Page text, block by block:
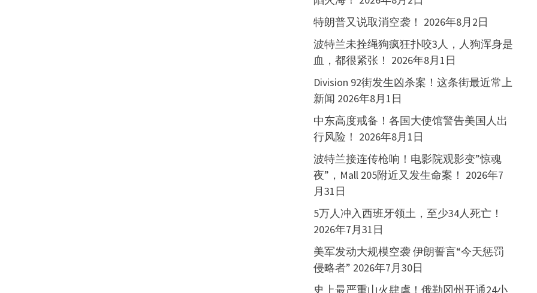
特朗普又说取消空袭！ 2026年8月2日
波特兰未拴绳狗疯狂扑咬3人，人狗浑身是
血，都很紧张！ 2026年8月1日
Division 92街发生凶杀案！这条街最近常上
新闻 2026年8月1日
中东高度戒备！各国大使馆警告美国人出
行风险！ 2026年8月1日
波特兰接连传枪响！电影院观影变”惊魂
夜”，Mall 205附近又发生命案！ 2026年7
月31日
5万人冲入西班牙领土，至少34人死亡！
2026年7月31日
美军发动大规模空袭 伊朗誓言“今天惩罚
侵略者” 2026年7月30日
史上最严重山火肆虐！俄勒冈州开通24小